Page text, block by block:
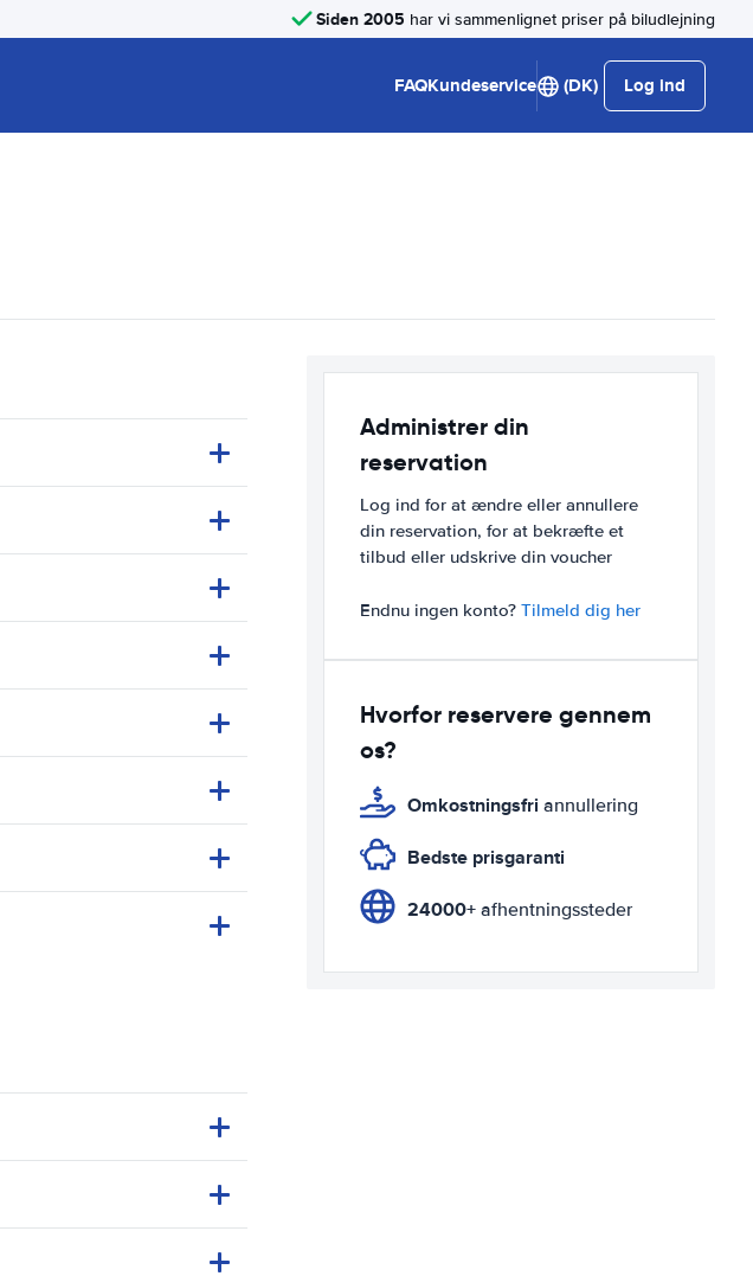
Siden 2005 har vi sammenlignet priser på biludlejning
FAQKundeservice (DK) Log ind
Administrer din
reservation
Log ind for at ændre eller annullere
din reservation, for at bekræfte et
tilbud eller udskrive din voucher
Endnu ingen konto? Tilmeld dig her
Hvorfor reservere gennem
os?
Omkostningsfri annullering
Bedste prisgaranti
24000+ afhentningssteder